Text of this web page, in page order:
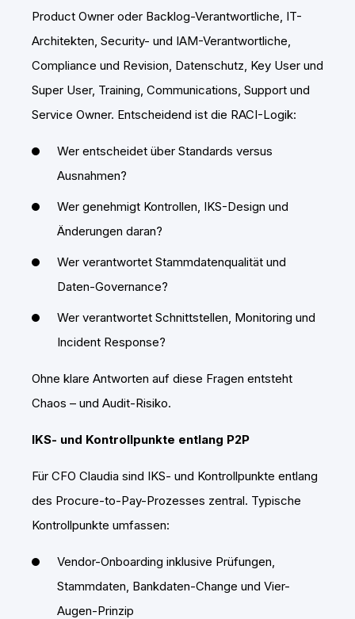
Product Owner oder Backlog-Verantwortliche, IT-
Architekten, Security- und IAM-Verantwortliche,
Compliance und Revision, Datenschutz, Key User und
Super User, Training, Communications, Support und
Service Owner. Entscheidend ist die RACI-Logik:
Wer entscheidet über Standards versus
Ausnahmen?
Wer genehmigt Kontrollen, IKS-Design und
Änderungen daran?
Wer verantwortet Stammdatenqualität und
Daten-Governance?
Wer verantwortet Schnittstellen, Monitoring und
Incident Response?
Ohne klare Antworten auf diese Fragen entsteht
Chaos – und Audit-Risiko.
IKS- und Kontrollpunkte entlang P2P
Für CFO Claudia sind IKS- und Kontrollpunkte entlang
des Procure-to-Pay-Prozesses zentral. Typische
Kontrollpunkte umfassen:
Vendor-Onboarding inklusive Prüfungen,
Stammdaten, Bankdaten-Change und Vier-
Augen-Prinzip